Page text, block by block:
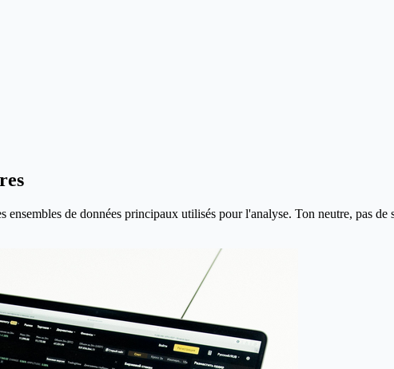
puissent discuter du résultat dans le même contexte.
de données principaux utilisés pour l'analyse. Ton neutre, pas de